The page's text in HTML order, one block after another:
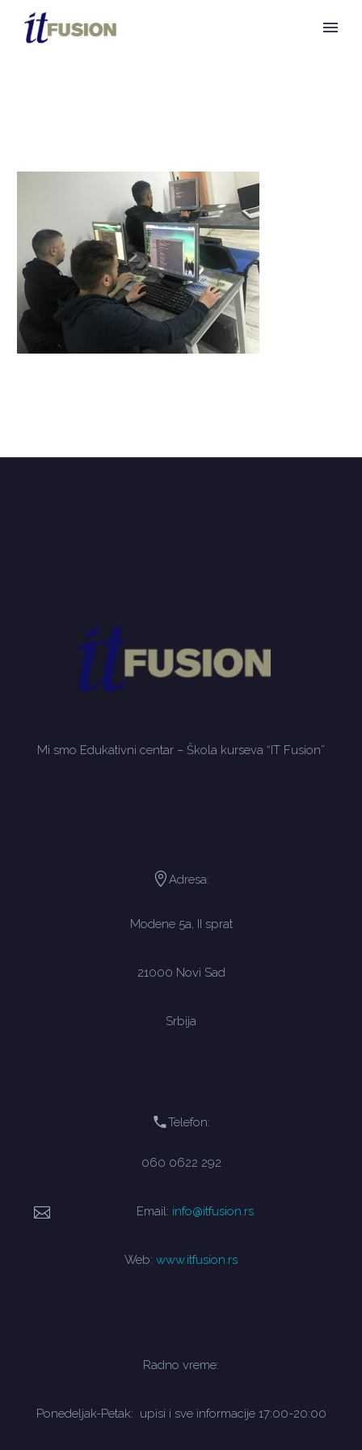
Mi smo Edukativni centar – Škola kurseva “IT Fusion”
Adresa:
Modene 5a, II sprat
21000 Novi Sad
Srbija
Telefon:
060 0622 292
Email: info@itfusion.rs
Web: www.itfusion.rs
Radno vreme:
Ponedeljak-Petak: upisi i sve informacije 17:00-20:00